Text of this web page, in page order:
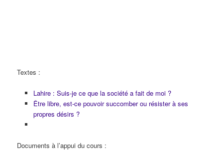
Textes :
Lahire : Suis-je ce que la société a fait de moi ?
Être libre, est-ce pouvoir succomber ou résister à ses
propres désirs ?
Documents à l’appui du cours :